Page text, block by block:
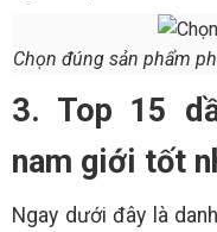
Chọn đúng sản phẩm
3. Top 15
nam giới tốt
Ngay dưới đây là